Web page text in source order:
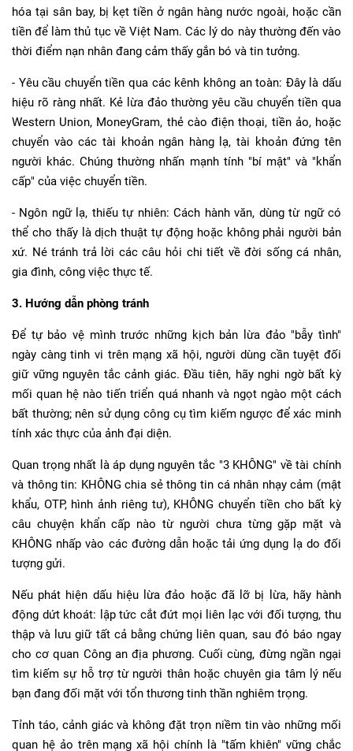
hóa tại sân bay, bị kẹt tiền ở ngân hàng nước ngoài, hoặc cần
tiền để làm thủ tục về Việt Nam. Các lý do này thường đến vào
thời điểm nạn nhân đang cảm thấy gắn bó và tin tưởng.
- Yêu cầu chuyển tiền qua các kênh không an toàn: Đây là dấu
hiệu rõ ràng nhất. Kẻ lừa đảo thường yêu cầu chuyển tiền qua
Western Union, MoneyGram, thẻ cào điện thoại, tiền ảo, hoặc
chuyển vào các tài khoản ngân hàng lạ, tài khoản đứng tên
người khác. Chúng thường nhấn mạnh tính "bí mật" và "khẩn
cấp" của việc chuyển tiền.
- Ngôn ngữ lạ, thiếu tự nhiên: Cách hành văn, dùng từ ngữ có
thể cho thấy là dịch thuật tự động hoặc không phải người bản
xứ. Né tránh trả lời các câu hỏi chi tiết về đời sống cá nhân,
gia đình, công việc thực tế.
3. Hướng dẫn phòng tránh
Để tự bảo vệ mình trước những kịch bản lừa đảo "bẫy tình"
ngày càng tinh vi trên mạng xã hội, người dùng cần tuyệt đối
giữ vững nguyên tắc cảnh giác. Đầu tiên, hãy nghi ngờ bất kỳ
mối quan hệ nào tiến triển quá nhanh và ngọt ngào một cách
bất thường; nên sử dụng công cụ tìm kiếm ngược để xác minh
tính xác thực của ảnh đại diện.
Quan trọng nhất là áp dụng nguyên tắc "3 KHÔNG" về tài chính
và thông tin: KHÔNG chia sẻ thông tin cá nhân nhạy cảm (mật
khẩu, OTP, hình ảnh riêng tư), KHÔNG chuyển tiền cho bất kỳ
câu chuyện khẩn cấp nào từ người chưa từng gặp mặt và
KHÔNG nhấp vào các đường dẫn hoặc tải ứng dụng lạ do đối
tượng gửi.
Nếu phát hiện dấu hiệu lừa đảo hoặc đã lỡ bị lừa, hãy hành
động dứt khoát: lập tức cắt đứt mọi liên lạc với đối tượng, thu
thập và lưu giữ tất cả bằng chứng liên quan, sau đó báo ngay
cho cơ quan Công an địa phương. Cuối cùng, đừng ngần ngại
tìm kiếm sự hỗ trợ từ người thân hoặc chuyên gia tâm lý nếu
bạn đang đối mặt với tổn thương tinh thần nghiêm trọng.
Tỉnh táo, cảnh giác và không đặt trọn niềm tin vào những mối
quan hệ ảo trên mạng xã hội chính là "tấm khiên" vững chắc